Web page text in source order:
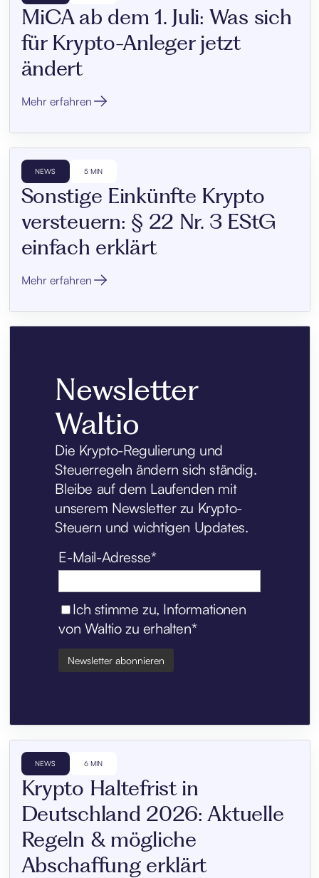
MiCA ab dem 1. Juli: Was sich
für Krypto-Anleger jetzt
ändert
Mehr erfahren
NEWS 5 MIN
Sonstige Einkünfte Krypto
versteuern: § 22 Nr. 3 EStG
einfach erklärt
Mehr erfahren
Newsletter
Waltio
Die Krypto-Regulierung und
Steuerregeln ändern sich ständig.
Bleibe auf dem Laufenden mit
unserem Newsletter zu Krypto-
Steuern und wichtigen Updates.
E-Mail-Adresse*
Ich stimme zu, Informationen
von Waltio zu erhalten*
NEWS 6 MIN
Krypto Haltefrist in
Deutschland 2026: Aktuelle
Regeln & mögliche
Abschaffung erklärt